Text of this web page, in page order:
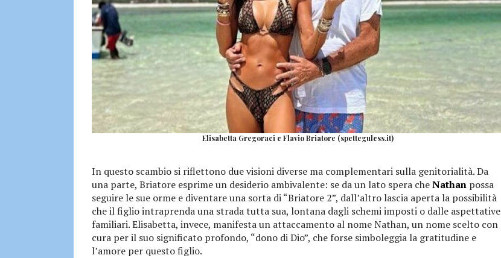
Elisabetta Gregoraci e Flavio Briatore (spetteguless.it)
In questo scambio si riflettono due visioni diverse ma complementari sulla genitorialità. Da
una parte, Briatore esprime un desiderio ambivalente: se da un lato spera cheNathan possa
seguire le sue orme e diventare una sorta di “Briatore 2”, dall’altro lascia aperta la possibilità
che il figlio intraprenda una strada tutta sua, lontana dagli schemi imposti o dalle aspettative
familiari. Elisabetta, invece, manifesta un attaccamento al nome Nathan, un nome scelto con
cura per il suo significato profondo, “dono di Dio”, che forse simboleggia la gratitudine e
l’amore per questo figlio.